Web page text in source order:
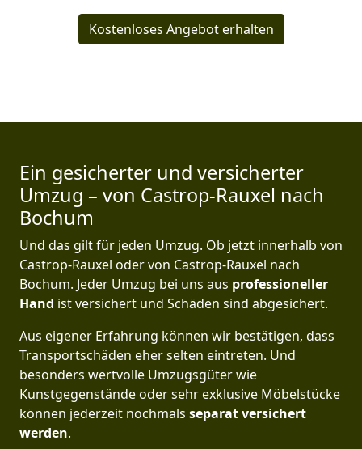
Kostenloses Angebot erhalten
Ein gesicherter und versicherter
Umzug – von Castrop-Rauxel nach
Bochum
Und das gilt für jeden Umzug. Ob jetzt innerhalb von
Castrop-Rauxel oder von Castrop-Rauxel nach
Bochum. Jeder Umzug bei uns aus professioneller
Hand ist versichert und Schäden sind abgesichert.
Aus eigener Erfahrung können wir bestätigen, dass
Transportschäden eher selten eintreten. Und
besonders wertvolle Umzugsgüter wie
Kunstgegenstände oder sehr exklusive Möbelstücke
können jederzeit nochmals separat versichert
werden.